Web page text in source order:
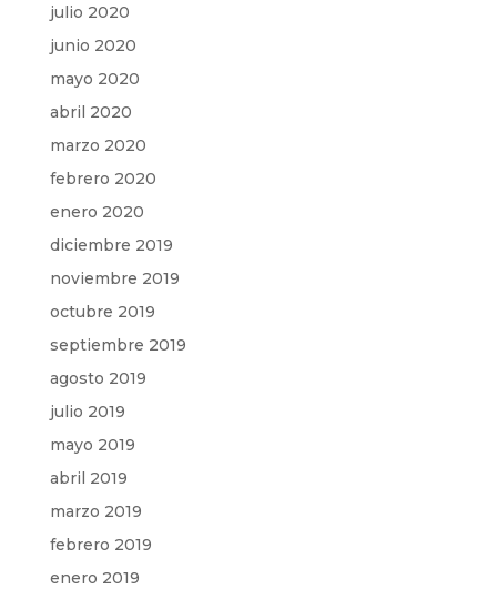
julio 2020
junio 2020
mayo 2020
abril 2020
marzo 2020
febrero 2020
enero 2020
diciembre 2019
noviembre 2019
octubre 2019
septiembre 2019
agosto 2019
julio 2019
mayo 2019
abril 2019
marzo 2019
febrero 2019
enero 2019